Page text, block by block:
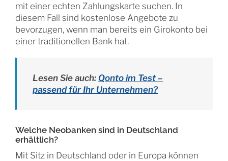
mit einer echten Zahlungskarte suchen. In
diesem Fall sind kostenlose Angebote zu
bevorzugen, wenn man bereits ein Girokonto bei
einer traditionellen Bank hat.
Lesen Sie auch: Qonto im Test –
passend für Ihr Unternehmen?
Welche Neobanken sind in Deutschland
erhältlich?
Mit Sitz in Deutschland oder in Europa können